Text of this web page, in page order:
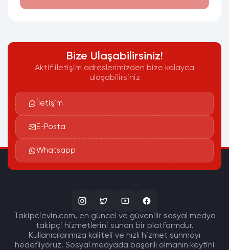
Bize Ulaşabilirsiniz!
Aktif iletişim adreslerimizden bize kolayca
ulaşabilirsiniz
İletişim
E-Posta
Whatsapp
Takipcievin.com, en güncel ve güvenilir sosyal medya
takipçi hizmetlerini sunan bir platformdur.
Kullanıcılarımıza kaliteli ve hızlı hizmet sunmayı
hedefliyoruz. Sosyal medyada başarılı olmanın keyfini